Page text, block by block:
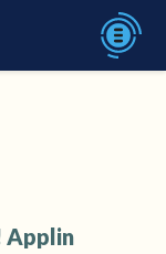
Applin